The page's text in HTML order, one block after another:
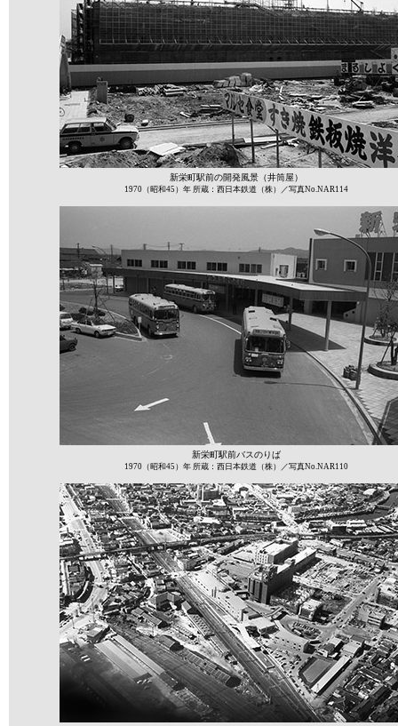
新栄町駅前の開発風景（井筒屋）
1970（昭和45）年 所蔵：西日本鉄道（株）／写真No.NAR114
新栄町駅前バスのりば
1970（昭和45）年 所蔵：西日本鉄道（株）／写真No.NAR110